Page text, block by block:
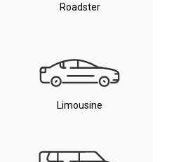
Roadster
Limousine